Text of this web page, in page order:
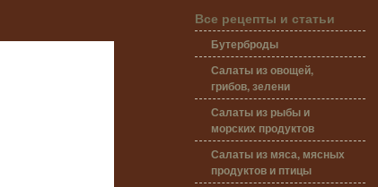
Все рецепты и статьи
Бутерброды
Салаты из овощей,
грибов, зелени
Салаты из рыбы и
морских продуктов
Салаты из мяса, мясных
продуктов и птицы